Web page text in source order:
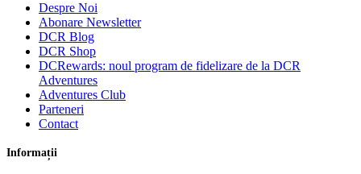
Despre Noi
Abonare Newsletter
DCR Blog
DCR Shop
DCRewards: noul program de fidelizare de la DCR
Adventures
Adventures Club
Parteneri
Contact
Informații